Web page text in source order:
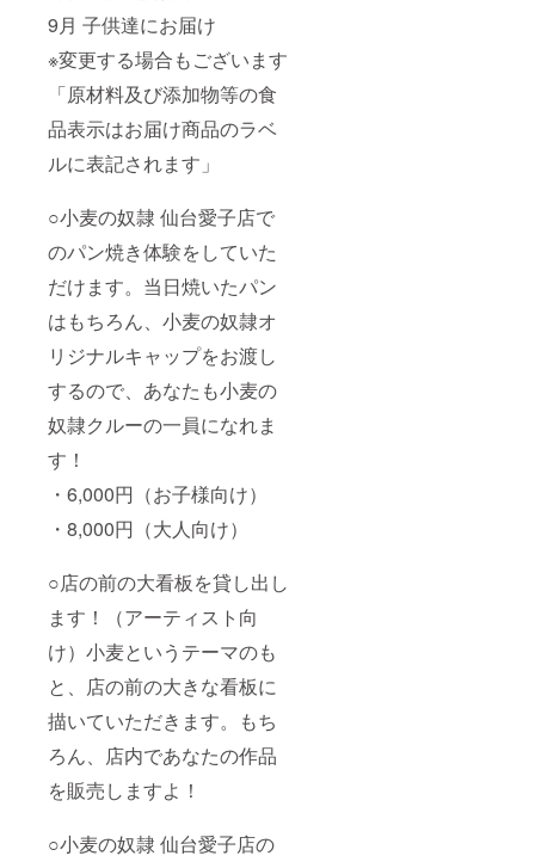
9月 子供達にお届け
※変更する場合もございます
「原材料及び添加物等の食
品表示はお届け商品のラベ
ルに表記されます」
○小麦の奴隷 仙台愛子店で
のパン焼き体験をしていた
だけます。当日焼いたパン
はもちろん、小麦の奴隷オ
リジナルキャップをお渡し
するので、あなたも小麦の
奴隷クルーの一員になれま
す！
・6,000円（お子様向け）
・8,000円（大人向け）
○店の前の大看板を貸し出し
ます！（アーティスト向
け）小麦というテーマのも
と、店の前の大きな看板に
描いていただきます。もち
ろん、店内であなたの作品
を販売しますよ！
○小麦の奴隷 仙台愛子店の